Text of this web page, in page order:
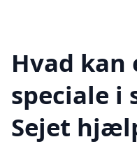
Hvad
speciale i
Sejet